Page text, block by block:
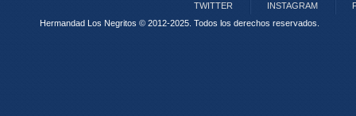
TWITTER INSTAGRAM
Hermandad Los Negritos © 2012-2025. Todos los derechos reservados.